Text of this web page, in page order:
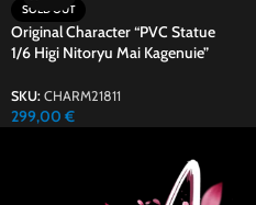
SOLD OUT
Original Character “PVC Statue
1/6 Higi Nitoryu Mai Kagenuie”
SKU: CHARM21811
299,00 €